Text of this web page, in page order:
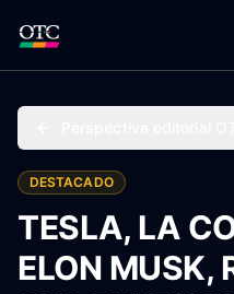
DESTACADO
TESLA, LA
ELON MUSK,